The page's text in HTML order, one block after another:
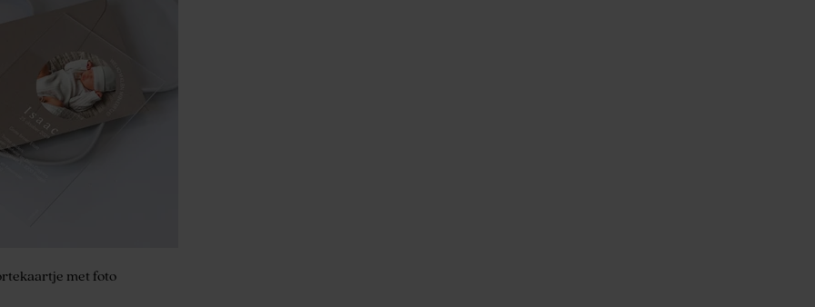
potlood met groen
met foto